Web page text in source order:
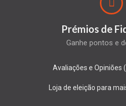
Prémios de
Ganhe pontos e
Avaliações e Opiniões
Loja de eleição para